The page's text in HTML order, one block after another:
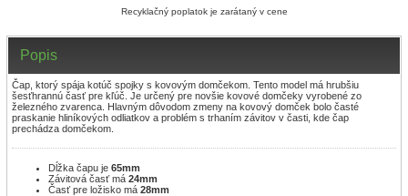
Recyklačný poplatok je zarátaný v cene
Popis
Čap, ktorý spája kotúč spojky s kovovým domčekom. Tento model má hrubšiu
šesťhrannú časť pre kľúč. Je určený pre novšie kovové domčeky vyrobené zo
železného zvarenca. Hlavným dôvodom zmeny na kovový domček bolo časté
praskanie hliníkových odliatkov a problém s trhaním závitov v časti, kde čap
prechádza domčekom.
Dĺžka čapu je 65mm
Závitová časť má 24mm
Časť pre ložisko má 28mm